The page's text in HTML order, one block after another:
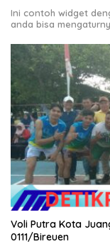
Ini contoh widget
anda bisa
Voli Putra Kota
0111/Bireuen